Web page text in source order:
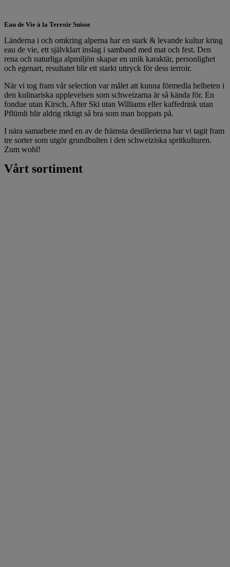
Eau de Vie à la Terroir Suisse
Länderna i och omkring alperna har en stark & levande kultur kring
eau de vie, ett självklart inslag i samband med mat och fest. Den
rena och naturliga alpmiljön skapar en unik karaktär, personlighet
och egenart, resultatet blir ett starkt uttryck för dess terroir.
När vi tog fram vår selection var målet att kunna förmedla helheten i
den kulinariska upplevelsen som schweizarna är så kända för. En
fondue utan Kirsch, After Ski utan Williams eller kaffedrink utan
Pflümli blir aldrig riktigt så bra som man hoppats på.
I nära samarbete med en av de främsta destillerierna har vi tagit fram
tre sorter som utgör grundbulten i den schweiziska spritkulturen.
Zum wohl!
Vårt sortiment